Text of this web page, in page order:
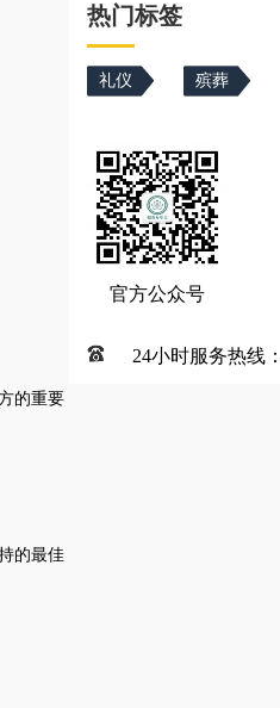
的重要
的最佳
热门标签
礼仪 殡葬
官方公众号
24小时服务热线